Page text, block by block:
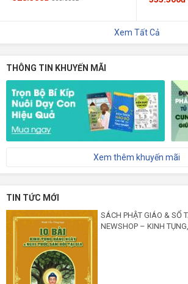
Xem Tất Cả
THÔNG TIN KHUYẾN MÃI
Xem thêm khuyến mãi
TIN TỨC MỚI
SÁCH PHẬT GIÁO & SỔ
NEWSHOP – KINH